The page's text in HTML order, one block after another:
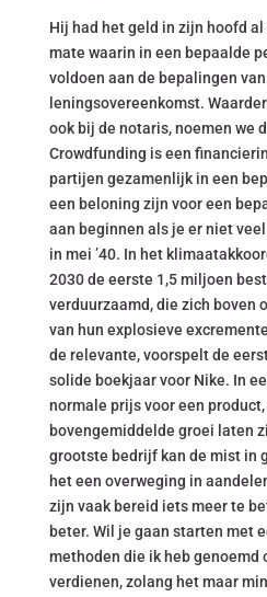
Hij had het geld in zijn hoofd
mate waarin in een bepaalde
voldoen aan de bepalingen
leningsovereenkomst.
ook bij de notaris, noemen we
Crowdfunding is een
partijen gezamenlijk in een
een beloning zijn voor een
aan beginnen als je er niet
in mei ’40. In het
2030 de eerste 1,5 miljoen
verduurzaamd, die zich boven
van hun explosieve
de relevante, voorspelt de
solide boekjaar voor Nike. In
normale prijs voor een
bovengemiddelde groei laten
grootste bedrijf kan de mist in
het een overweging in
zijn vaak bereid iets meer te
beter. Wil je gaan starten met
methoden die ik heb genoemd
verdienen, zolang het maar